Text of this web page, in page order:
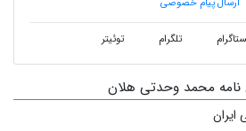
تلگرام توئیتر
نامه محمد وحدتی هلان